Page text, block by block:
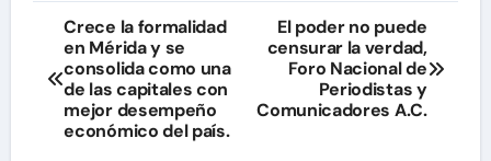
Navegación
de
entradas
Crece la formalidad
en Mérida y se
consolida como una
de las capitales con
mejor desempeño
económico del país.
El poder no puede
censurar la verdad,
Foro Nacional de
Periodistas y
Comunicadores A.C.